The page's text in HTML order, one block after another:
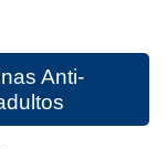
Anti-